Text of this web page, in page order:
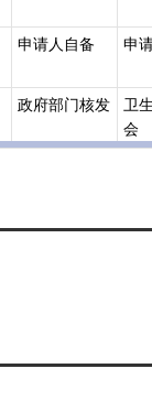
申请人自备 申
政府部门核发
卫
会